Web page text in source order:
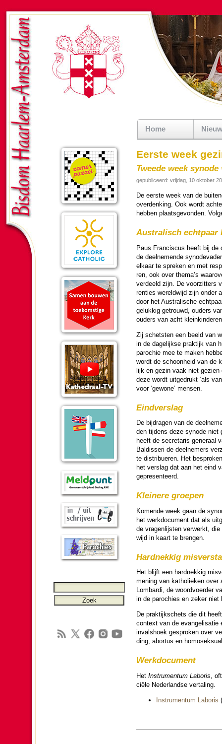
Home
Eerste week
Tweede week
gepubliceerd: vrijdag, 10 oktober
De eerste week van de
over­den­king. Ook wordt
hebben plaats­ge­von­den.
Australisch echtpaar
Paus Fran­cis­cus heeft bij de
de deel­ne­mende
elkaar te spreken en met
ren, ook over thema’s
ver­deeld zijn. De voor­zit­ters
ren­ties we­reld­wijd zijn onder
door het Australische
gelukkig getrouwd, ouders
ouders van acht
Zij schetsten een beeld van
in de dage­lijkse praktijk van
pa­ro­chie mee te maken
wordt de schoon­heid van de
lijk en gezin vaak niet
deze wordt uitgedrukt ‘als
voor ‘gewone’ mensen.
Eind­ver­slag
De bijdragen van de
den tij­dens deze synode niet
heeft de se­cre­ta­ris-generaal
Baldisseri de deel­ne­mers
te distribueren. Het
het ver­slag dat aan het eind
ge­pre­sen­teerd.
Kleinere groepen
Ko­men­de week gaan de
het werk­do­cu­ment dat als
de vragen­lijsten ver­werkt,
wijd in kaart te brengen.
Hardnekkig
Het blijft een hardnekkig
mening van katho­lieken over
Lombardi, de woord­voer­der
in de pa­ro­chies en zeker niet
De praktijkschets die dit
context van de evangeli­sa­tie
invals­hoek ge­spro­ken over
ding, abortus en
Werk­do­cu­ment
Het Instru­mentum Laboris ,
cië­le Neder­landse vertaling.
Instru­mentum Laboris